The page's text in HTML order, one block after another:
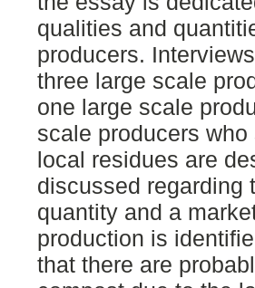
qualities and
producers.
three large scale
one large scale
scale producers
local residues are
discussed regarding
quantity and a
production is
that there are